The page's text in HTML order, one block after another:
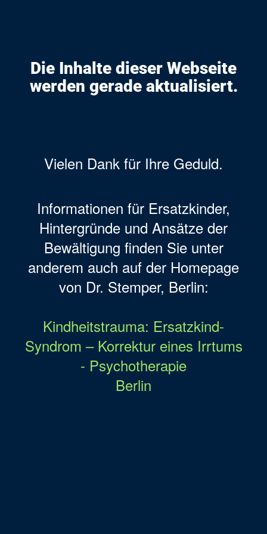
Die Inhalte dieser Webseite
werden gerade aktualisiert.
Vielen Dank für Ihre Geduld.
Informationen für Ersatzkinder,
Hintergründe und Ansätze der
Bewältigung finden Sie unter
anderem auch auf der Homepage
von Dr. Stemper, Berlin:
Kindheitstrauma: Ersatzkind-
Syndrom – Korrektur eines Irrtums
- Psychotherapie
Berlin